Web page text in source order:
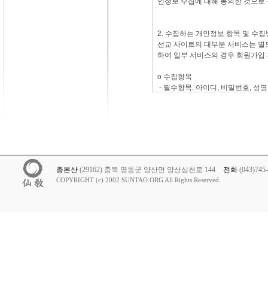
총본산 (29162) 충북 영동군 양산면 양산심천로 144 전화
COPYRIGHT (c) 2002 SUNTAO.ORG All Rights Reserved.